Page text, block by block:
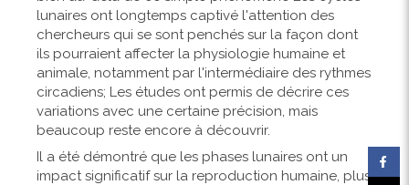
lunaires ont longtemps captivé l'attention des
chercheurs qui se sont penchés sur la façon dont
ils pourraient affecter la physiologie humaine et
animale, notamment par l'intermédiaire des rythmes
circadiens; Les études ont permis de décrire ces
variations avec une certaine précision, mais
beaucoup reste encore à découvrir.
Il a été démontré que les phases lunaires ont un
impact significatif sur la reproduction humaine, plus